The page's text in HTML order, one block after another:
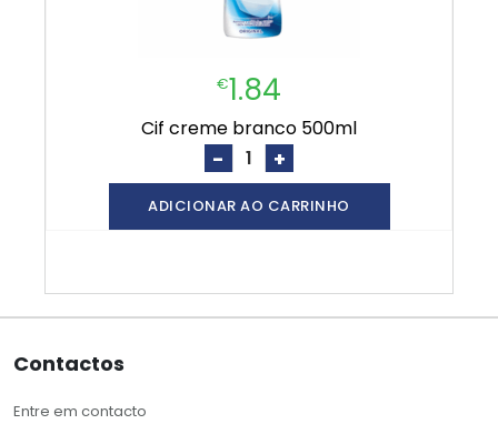
€1.84
cif creme branco 500ml
- +
ADICIONAR AO CARRINHO
Contactos
Entre em contacto